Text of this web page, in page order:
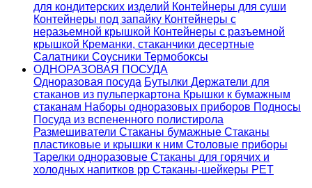
для кондитерских изделий Контейнеры для суши
Контейнеры под запайку Контейнеры с
неразьемной крышкой Контейнеры с разъемной
крышкой Креманки, стаканчики десертные
Салатники Соусники Термобоксы
ОДНОРАЗОВАЯ ПОСУДА
Одноразовая посуда Бутылки Держатели для
стаканов из пульперкартона Крышки к бумажным
стаканам Наборы одноразовых приборов Подносы
Посуда из вспененного полистирола
Размешиватели Стаканы бумажные Стаканы
пластиковые и крышки к ним Столовые приборы
Тарелки одноразовые Стаканы для горячих и
холодных напитков pp Стаканы-шейкеры PET